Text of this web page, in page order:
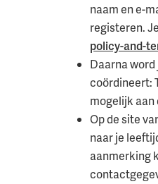
naam en e-
registeren.
policy-and-
Daarna
coördineert:
mogelijk aan
Op de site
naar je
aanmerking